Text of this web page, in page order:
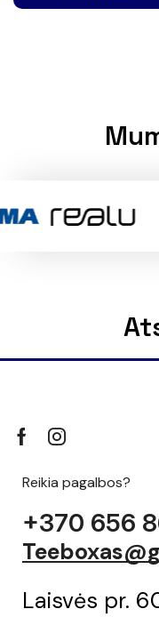
Reikia pagalbos?
+370 656
Laisvės pr.